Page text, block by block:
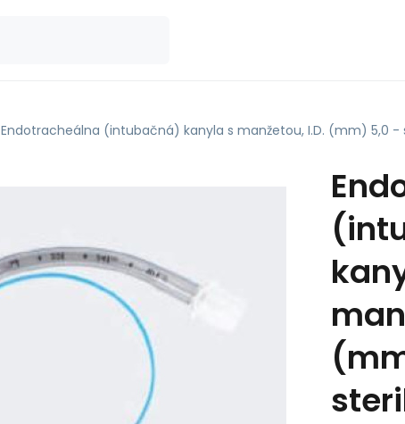
Endotracheálna (intubačná) kanyla s manžetou, I.D. (mm) 5,0 -